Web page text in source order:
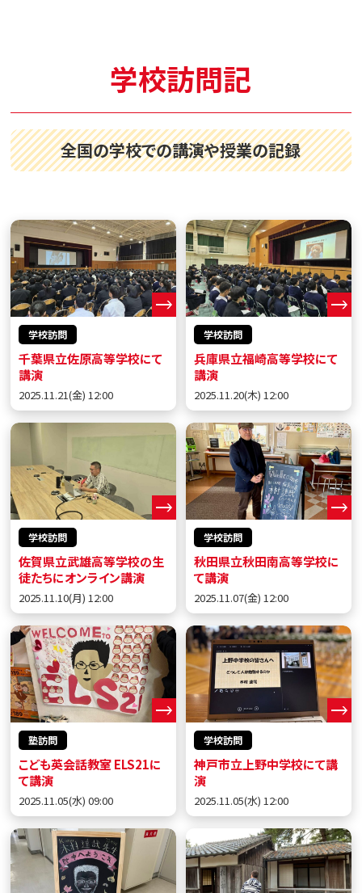
学校訪問記
全国の学校での講演や授業の記録
学校訪問
千葉県立佐原高等学校にて
講演
2025.11.21(金) 12:00
学校訪問
兵庫県立福崎高等学校にて
講演
2025.11.20(木) 12:00
学校訪問
佐賀県立武雄高等学校の生
徒たちにオンライン講演
2025.11.10(月) 12:00
学校訪問
秋田県立秋田南高等学校に
て講演
2025.11.07(金) 12:00
塾訪問
こども英会話教室 ELS21に
て講演
2025.11.05(水) 09:00
学校訪問
神戸市立上野中学校にて講
演
2025.11.05(水) 12:00